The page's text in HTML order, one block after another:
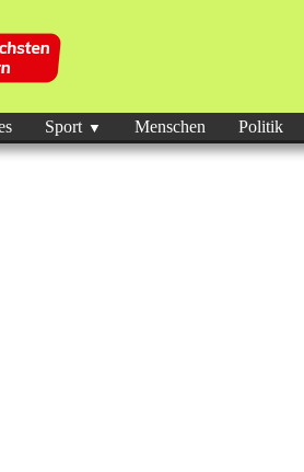
Sport Menschen Politik